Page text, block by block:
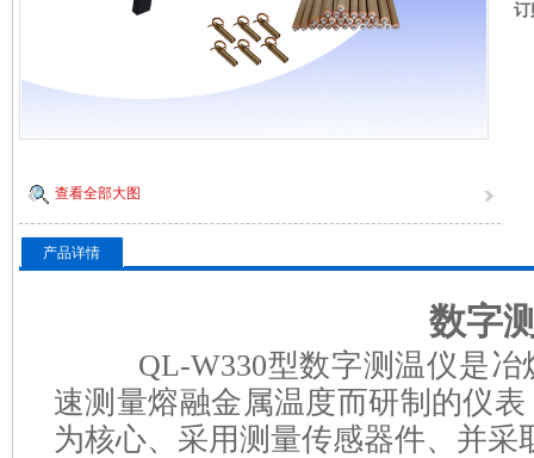
查看全部大图
订
产品详情
数字测
QL-W330型数字测温仪是冶
速测量熔融金属温度而研制的仪
为核心、采用测量传感器件、并采